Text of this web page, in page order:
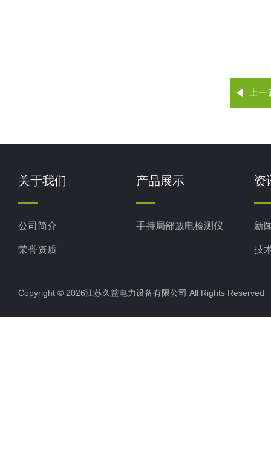
上
关于我们
公司简介
荣誉资质
产品展示
手持局部放电检测仪
资
新
技
Copyright © 2026江苏久益电力设备有限公司 All Rights